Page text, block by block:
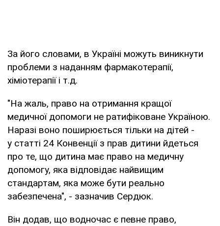
За його словами, в Україні можуть виникнути
проблеми з наданням фармакотерапії,
хіміотерапії і т.д.
"На жаль, право на отримання кращої
медичної допомоги не ратифіковане Україною.
Наразі воно поширюється тільки на дітей -
у статті 24 Конвенції з прав дитини йдеться
про те, що дитина має право на медичну
допомогу, яка відповідає найвищим
стандартам, яка може бути реально
забезпечена", - зазначив Сердюк.
Він додав, що водночас є певне право,